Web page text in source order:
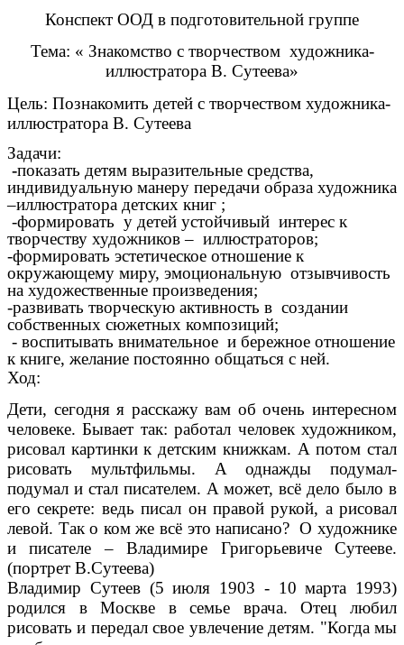
Конспект ООД в подготовительной группе
Тема: « Знакомство с творчеством художника-
иллюстратора В. Сутеева»
Цель: Познакомить детей с творчеством художника-
иллюстратора В. Сутеева
Задачи:
-показать детям выразительные средства,
индивидуальную манеру передачи образа художника
–иллюстратора детских книг ;
-формировать у детей устойчивый интерес к
творчеству художников – иллюстраторов;
-формировать эстетическое отношение к
окружающему миру, эмоциональную отзывчивость
на художественные произведения;
-развивать творческую активность в создании
собственных сюжетных композиций;
- воспитывать внимательное и бережное отношение
к книге, желание постоянно общаться с ней.
Ход:
Дети, сегодня я расскажу вам об очень интересном
человеке. Бывает так: работал человек художником,
рисовал картинки к детским книжкам. А потом стал
рисовать мультфильмы. А однажды подумал-
подумал и стал писателем. А может, всё дело было в
его секрете: ведь писал он правой рукой, а рисовал
левой. Так о ком же всё это написано? О художнике
и писателе – Владимире Григорьевиче Сутееве.
(портрет В.Сутеева)
Владимир Сутеев (5 июля 1903 - 10 марта 1993)
родился в Москве в семье врача. Отец любил
рисовать и передал свое увлечение детям. "Когда мы